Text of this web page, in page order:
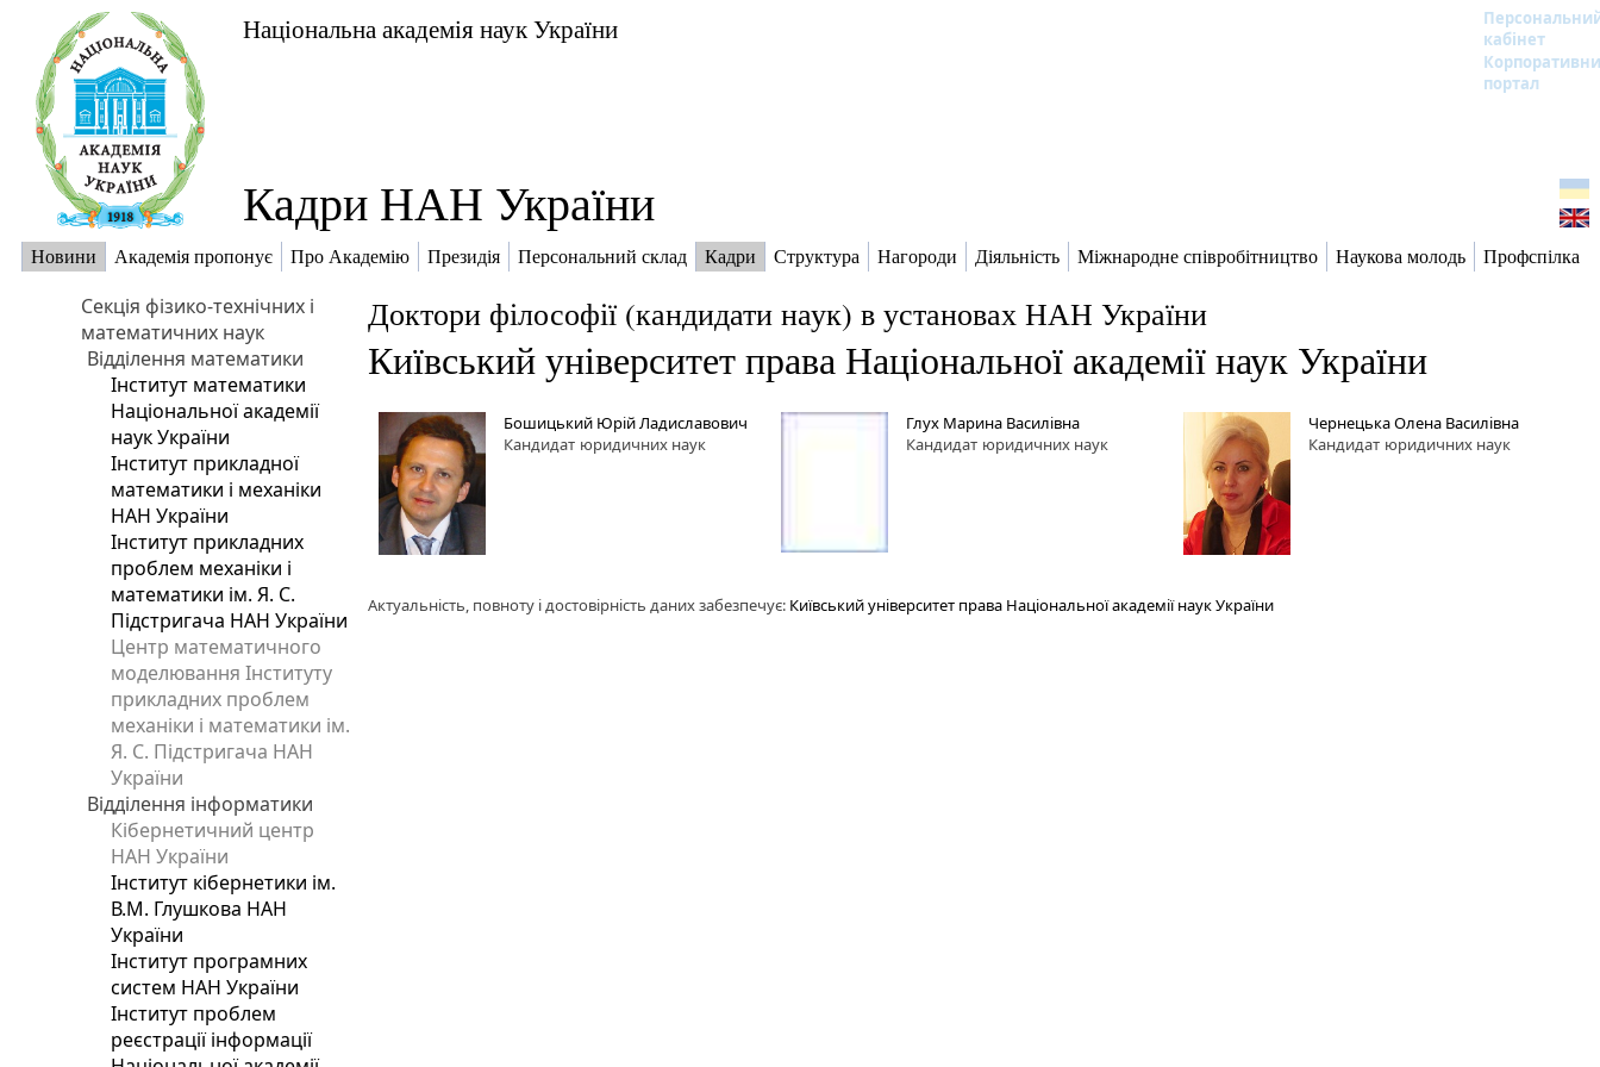
Національна академія наук України
кабінет
портал
Кадри НАН України
Новини Академія пропонує Про Академію Президія Персональний склад Кадри Структура Нагороди Діяльність Міжнародне співробітництво Наукова молодь Профспілка
Секція фізико-технічних і
математичних наук
Відділення математики
Інститут математики
Національної академії
наук України
Інститут прикладної
математики і механіки
НАН України
Інститут прикладних
проблем механіки і
математики ім. Я. С.
Підстригача НАН України
Центр математичного
моделювання Інституту
прикладних проблем
механіки і математики ім.
Я. С. Підстригача НАН
України
Відділення інформатики
Кібернетичний центр
НАН України
Інститут кібернетики ім.
В.М. Глушкова НАН
України
Інститут програмних
систем НАН України
Інститут проблем
реєстрації інформації
Доктори філософії (кандидати наук) в установах НАН України
Київський університет права Національної академії наук України
Бошицький Юрій Ладиславович
Кандидат юридичних наук
Глух Марина Василівна
Кандидат юридичних наук
Чернецька Олена Василівна
Кандидат юридичних наук
Актуальність, повноту і достовірність даних забезпечує: Київський університет права Національної академії наук України